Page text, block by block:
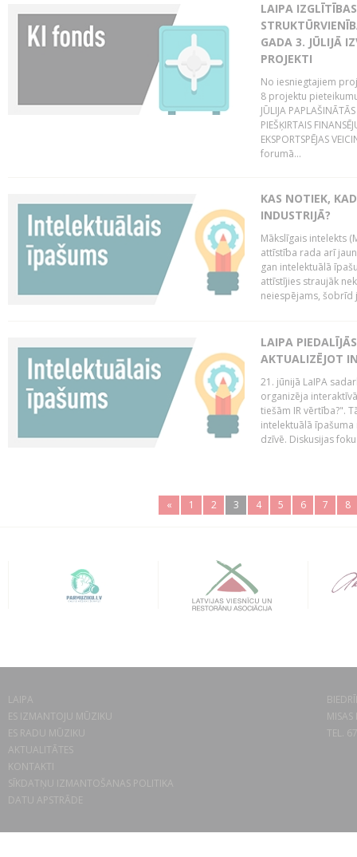
LAIPA
GADA 3. JŪLIJĀ
PROJEKTI
No iesniegtajiem
8 projektu
JŪLIJA
PIEŠĶIRTAIS
EKSPORTSPĒJAS
forumā...
KAS NOTIEK,
INDUSTRIJĀ?
Mākslīgais intelekts
attīstība rada arī
gan intelektuālā
attīstījies straujāk
neiespējams, šobrīd
LAIPA
AKTUALIZĒJOT
21. jūnijā LaIPA
organizēja
tiešām IR vērtība?".
intelektuālā
dzīvē. Diskusijas
« 1 2 3 4 5 6 7 8
LAIPA
ES IZMANTOJU MŪZIKU
ES RADU MŪZIKU
AKTUALITĀTES
KONTAKTI
SĪKDATŅU IZMANTOŠANAS POLITIKA
DATU APSTRĀDE
TEL.